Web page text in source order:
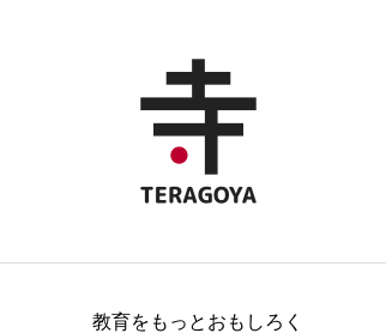
教育をもっとおもしろく